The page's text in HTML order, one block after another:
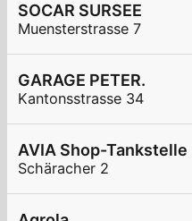
SOCAR SURSEE
Muensterstrasse 7
GARAGE PETER.
Kantonsstrasse 34
AVIA Shop-Tankstelle
Schäracher 2